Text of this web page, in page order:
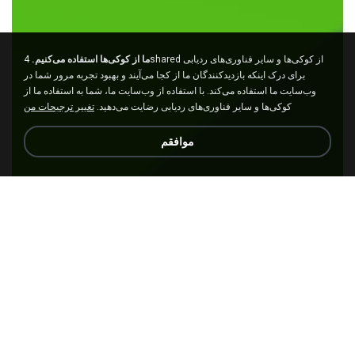
ما از کوکی‌ها استفاده می‌کنیم. 4shared از کوکی‌ها و سایر فناوری‌های ردیابی
برای درک اینکه بازدیدکنندگان ما از کجا می‌آیند و بهبود تجربه مرور شما در
وب‌سایت ما استفاده می‌کند. با استفاده از وب‌سایت ما، شما به استفاده ما از
کوکی‌ها و سایر فناوری‌های ردیابی رضایت می‌دهید. تغییر ترجیحات من
موافقم